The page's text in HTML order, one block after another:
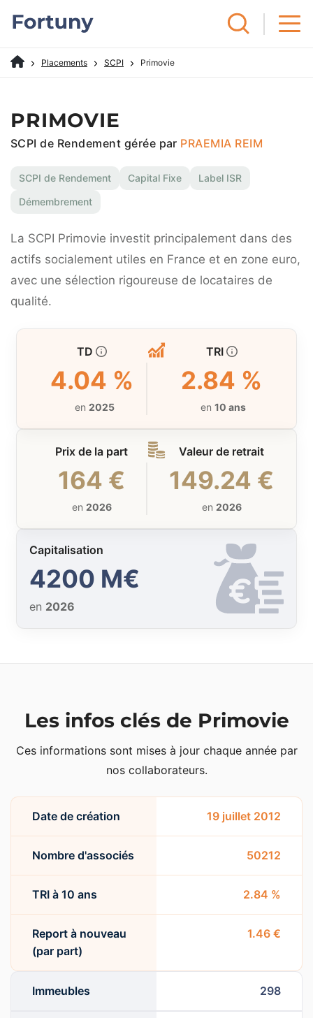
Placements SCPI Primovie
PRIMOVIE
SCPI de Rendement gérée par PRAEMIA REIM
SCPI de Rendement Capital Fixe
Label ISR
Démembrement
La SCPI Primovie investit principalement dans des
actifs socialement utiles en France et en zone euro,
avec une sélection rigoureuse de locataires de
qualité.
TD
4.04 %
en 2025
TRI
2.84 %
en 10 ans
Prix de la part
164 €
en 2026
Valeur de retrait
149.24 €
en 2026
Capitalisation
4200 M€
en 2026
Les infos clés de Primovie
Ces informations sont mises à jour chaque année par
nos collaborateurs.
Date de création 19 juillet 2012
Nombre d'associés 50212
TRI à 10 ans 2.84 %
Report à nouveau
(par part)
1.46 €
Immeubles 298